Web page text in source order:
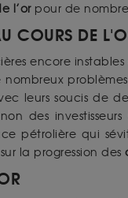
l’orpour de
COURS DE
encore
leurs soucis de
des investisseurs
pétrolière qui
la progression des